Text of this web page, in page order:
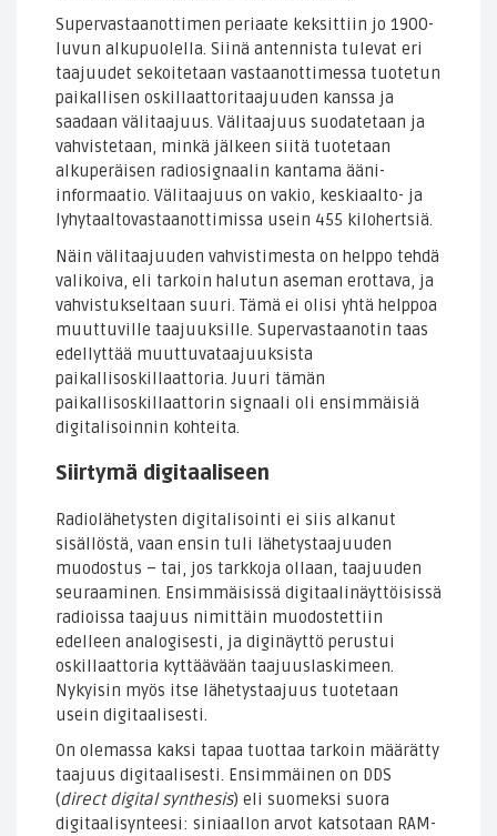
Supervastaanottimen periaate keksittiin jo 1900-
luvun alkupuolella. Siinä antennista tulevat eri
taajuudet sekoitetaan vastaanottimessa tuotetun
paikallisen oskillaattoritaajuuden kanssa ja
saadaan välitaajuus. Välitaajuus suodatetaan ja
vahvistetaan, minkä jälkeen siitä tuotetaan
alkuperäisen radiosignaalin kantama ääni-
informaatio. Välitaajuus on vakio, keskiaalto- ja
lyhytaaltovastaanottimissa usein 455 kilohertsiä.
Näin välitaajuuden vahvistimesta on helppo tehdä
valikoiva, eli tarkoin halutun aseman erottava, ja
vahvistukseltaan suuri. Tämä ei olisi yhtä helppoa
muuttuville taajuuksille. Supervastaanotin taas
edellyttää muuttuvataajuuksista
paikallisoskillaattoria. Juuri tämän
paikallisoskillaattorin signaali oli ensimmäisiä
digitalisoinnin kohteita.
Siirtymä digitaaliseen
Radiolähetysten digitalisointi ei siis alkanut
sisällöstä, vaan ensin tuli lähetystaajuuden
muodostus – tai, jos tarkkoja ollaan, taajuuden
seuraaminen. Ensimmäisissä digitaalinäyttöisissä
radioissa taajuus nimittäin muodostettiin
edelleen analogisesti, ja diginäyttö perustui
oskillaattoria kyttäävään taajuuslaskimeen.
Nykyisin myös itse lähetystaajuus tuotetaan
usein digitaalisesti.
On olemassa kaksi tapaa tuottaa tarkoin määrätty
taajuus digitaalisesti. Ensimmäinen on DDS
(direct digital synthesis) eli suomeksi suora
digitaalisynteesi: siniaallon arvot katsotaan RAM-